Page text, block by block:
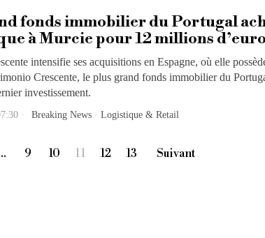
fonds immobilier du Portugal
à Murcie pour 12 millions
intensifie ses acquisitions en Espagne, où elle
Crescente, le plus grand fonds immobilier du
investissement.
Breaking News · Logistique & Retail
9 10 11 12 13 Suivant